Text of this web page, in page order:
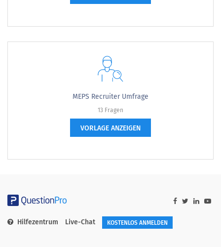
MEPS Recruiter Umfrage
13 Fragen
VORLAGE ANZEIGEN
Hilfezentrum Live-Chat KOSTENLOS ANMELDEN